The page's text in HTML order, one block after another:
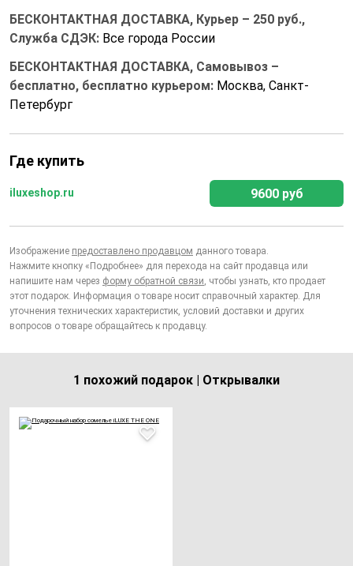
БЕСКОНТАКТНАЯ ДОСТАВКА, Курьер – 250 руб.,
Служба СДЭК: Все города России
БЕСКОНТАКТНАЯ ДОСТАВКА, Самовывоз –
бесплатно, бесплатно курьером: Москва, Санкт-
Петербург
Где купить
iluxeshop.ru 9600 руб
Изображение предоставлено продавцом данного товара.
Нажмите кнопку «Подробнее» для перехода на сайт продавца или
напишите нам через форму обратной связи , чтобы узнать, кто продает
этот подарок. Информация о товаре носит справочный характер. Для
уточнения технических характеристик, условий доставки и других
вопросов о товаре обращайтесь к продавцу.
1 похожий подарок | Открывалки